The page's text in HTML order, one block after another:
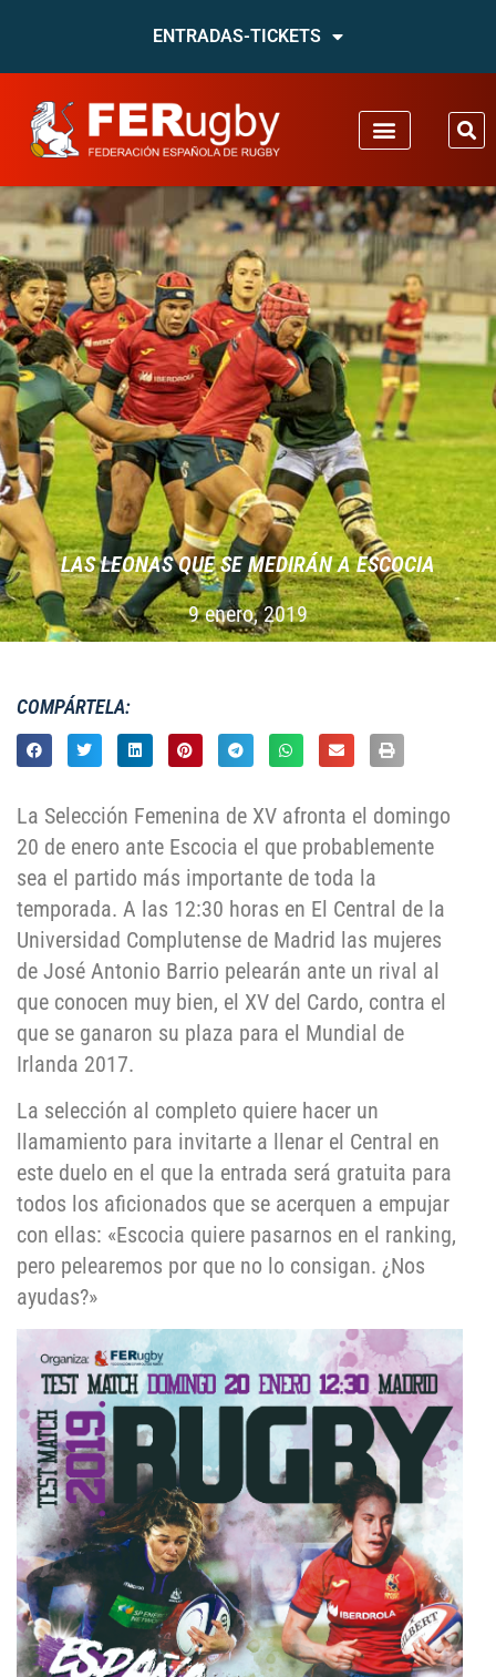
ENTRADAS-TICKETS
LAS LEONAS QUE SE MEDIRÁN A ESCOCIA
9 enero, 2019
COMPÁRTELA:
La Selección Femenina de XV afronta el domingo
20 de enero ante Escocia el que probablemente
sea el partido más importante de toda la
temporada. A las 12:30 horas en El Central de la
Universidad Complutense de Madrid las mujeres
de José Antonio Barrio pelearán ante un rival al
que conocen muy bien, el XV del Cardo, contra el
que se ganaron su plaza para el Mundial de
Irlanda 2017.
La selección al completo quiere hacer un
llamamiento para invitarte a llenar el Central en
este duelo en el que la entrada será gratuita para
todos los aficionados que se acerquen a empujar
con ellas: «Escocia quiere pasarnos en el ranking,
pero pelearemos por que no lo consigan. ¿Nos
ayudas?»